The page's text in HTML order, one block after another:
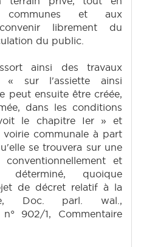
communes et aux
librement du
du public.
ainsi des travaux
« sur l'assiette ainsi
peut ensuite être créée,
dans les conditions
le chapitre Ier » et
communale à part
se trouvera sur une
conventionnellement et
quoique
de décret relatif à la
Doc. parl. wal.,
n° 902/1, Commentaire